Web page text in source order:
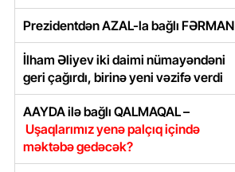
Prezidentdən AZAL-la bağlı FƏRMAN
İlham Əliyev iki daimi nümayəndəni
geri çağırdı, birinə yeni vəzifə verdi
AAYDA ilə bağlı QALMAQAL –
Uşaqlarımız yenə palçıq içində
məktəbə gedəcək?